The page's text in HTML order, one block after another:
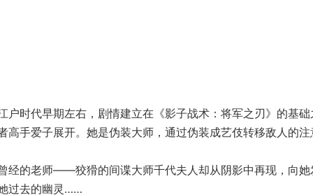
时代早期左右，剧情建立在《影子战术：将军之刃》的基础
手爱子展开。她是伪装大师，通过伪装成艺伎转移敌人的注
经的老师——狡猾的间谍大师千代夫人却从阴影中再现，向她
过去的幽灵……